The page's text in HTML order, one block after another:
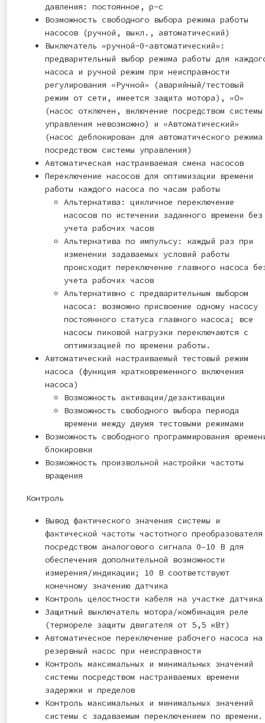
давления: постоянное, p-c
Возможность свободного выбора режима работы
насосов (ручной, выкл., автоматический)
Выключатель «ручной-0-автоматический»:
предварительный выбор режима работы для
насоса и ручной режим при неисправности
регулирования «Ручной» (аварийный/тестовый
режим от сети, имеется защита мотора), «O»
(насос отключен, включение посредством системы
управления невозможно) и «Автоматический»
(насос деблокирован для автоматического режима
посредством системы управления)
Автоматическая настраиваемая смена насосов
Переключение насосов для оптимизации времени
работы каждого насоса по часам работы
Альтернатива: цикличное переключение
насосов по истечении заданного времени без
учета рабочих часов
Альтернатива по импульсу: каждый раз при
изменении задаваемых условий работы
происходит переключение главного насоса
учета рабочих часов
Альтернативно с предварительным выбором
насоса: возможно присвоение одному насосу
постоянного статуса главного насоса; все
насосы пиковой нагрузки переключаются с
оптимизацией по времени работы.
Автоматический настраиваемый тестовый режим
насоса (функция кратковременного включения
насоса)
Возможность активации/дезактивации
Возможность свободного выбора периода
времени между двумя тестовыми режимами
Возможность свободного программирования
блокировки
Возможность произвольной настройки частоты
вращения
Контроль
Вывод фактического значения системы и
фактической частоты частотного преобразователя
посредством аналогового сигнала 0–10 В для
обеспечения дополнительной возможности
измерения/индикации; 10 В соответствуют
конечному значению датчика
Контроль целостности кабеля на участке датчика
Защитный выключатель мотора/комбинация реле
(термореле защиты двигателя от 5,5 кВт)
Автоматическое переключение рабочего насоса на
резервный насос при неисправности
Контроль максимальных и минимальных значений
системы посредством настраиваемых времени
задержки и пределов
Контроль максимальных и минимальных значений
системы с задаваемым переключением по времени.